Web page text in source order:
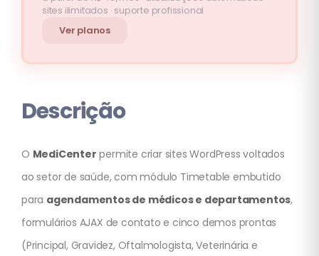
sites ilimitados · suporte profissional
Ver planos
Descrição
O MediCenter permite criar sites WordPress voltados
ao setor de saúde, com módulo Timetable embutido
para agendamentos de médicos e departamentos,
formulários AJAX de contato e cinco demos prontas
(Principal, Gravidez, Oftalmologista, Veterinária e